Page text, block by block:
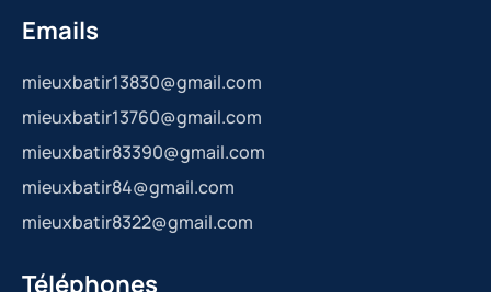
Emails
mieuxbatir13830@gmail.com
mieuxbatir13760@gmail.com
mieuxbatir83390@gmail.com
mieuxbatir84@gmail.com
mieuxbatir8322@gmail.com
Téléphones